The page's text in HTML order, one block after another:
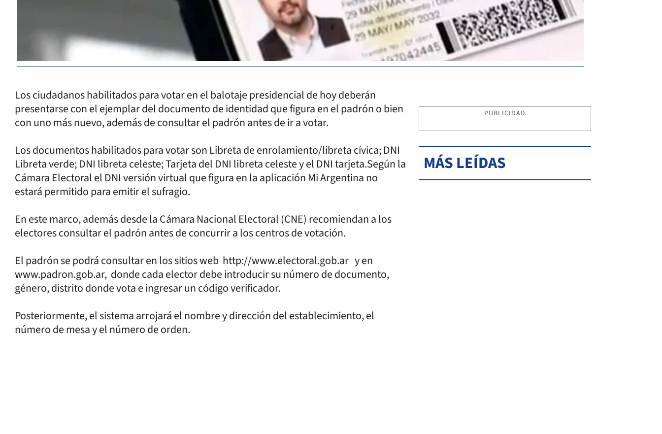
Los ciudadanos habilitados para votar en el balotaje presidencial de hoy deberán
presentarse con el ejemplar del documento de identidad que figura en el padrón o bien
con uno más nuevo, además de consultar el padrón antes de ir a votar.
Los documentos habilitados para votar son Libreta de enrolamiento/libreta cívica; DNI
Libreta verde; DNI libreta celeste; Tarjeta del DNI libreta celeste y el DNI tarjeta.Según la
Cámara Electoral el DNI versión virtual que figura en la aplicación Mi Argentina no
estará permitido para emitir el sufragio.
En este marco, además desde la Cámara Nacional Electoral (CNE) recomiendan a los
electores consultar el padrón antes de concurrir a los centros de votación.
El padrón se podrá consultar en los sitios web http://www.electoral.gob.ar y en
www.padron.gob.ar, donde cada elector debe introducir su número de documento,
género, distrito donde vota e ingresar un código verificador.
Posteriormente, el sistema arrojará el nombre y dirección del establecimiento, el
número de mesa y el número de orden.
PUBLICIDAD
MÁS LEÍDAS